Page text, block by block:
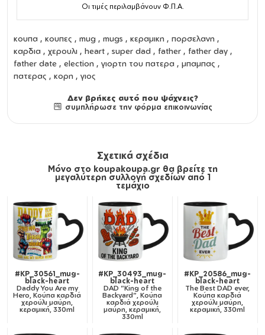
Οι τιμές περιλαμβάνουν Φ.Π.Α.
κουπα , κουπες , mug , mugs , κεραμικη , πορσελανη ,
καρδια , χερουλι , heart , super dad , father , father day ,
father date , election , γιορτη του πατερα , μπαμπας ,
πατερας , κορη , γιος
Δεν βρήκες αυτό που ψάχνεις?
συμπλήρωσε την φόρμα επικοινωνίας
Σχετικά σχέδια
Μόνο στο koupakoupa.gr θα βρείτε τη
μεγαλύτερη συλλογή σχεδίων από 1
τεμάχιο
#KP_30561_mug-
black-heart
Daddy You Are my
Hero, Κούπα καρδιά
χερούλι μαύρη,
κεραμική, 330ml
#KP_30493_mug-
black-heart
DAD "King of the
Backyard", Κούπα
καρδιά χερούλι
μαύρη, κεραμική,
330ml
#KP_20586_mug-
black-heart
The Best DAD ever,
Κούπα καρδιά
χερούλι μαύρη,
κεραμική, 330ml